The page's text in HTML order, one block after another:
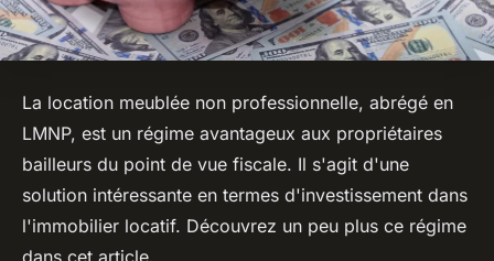
La location meublée non professionnelle, abrégé en
LMNP, est un régime avantageux aux propriétaires
bailleurs du point de vue fiscale. Il s'agit d'une
solution intéressante en termes d'investissement dans
l'immobilier locatif. Découvrez un peu plus ce régime